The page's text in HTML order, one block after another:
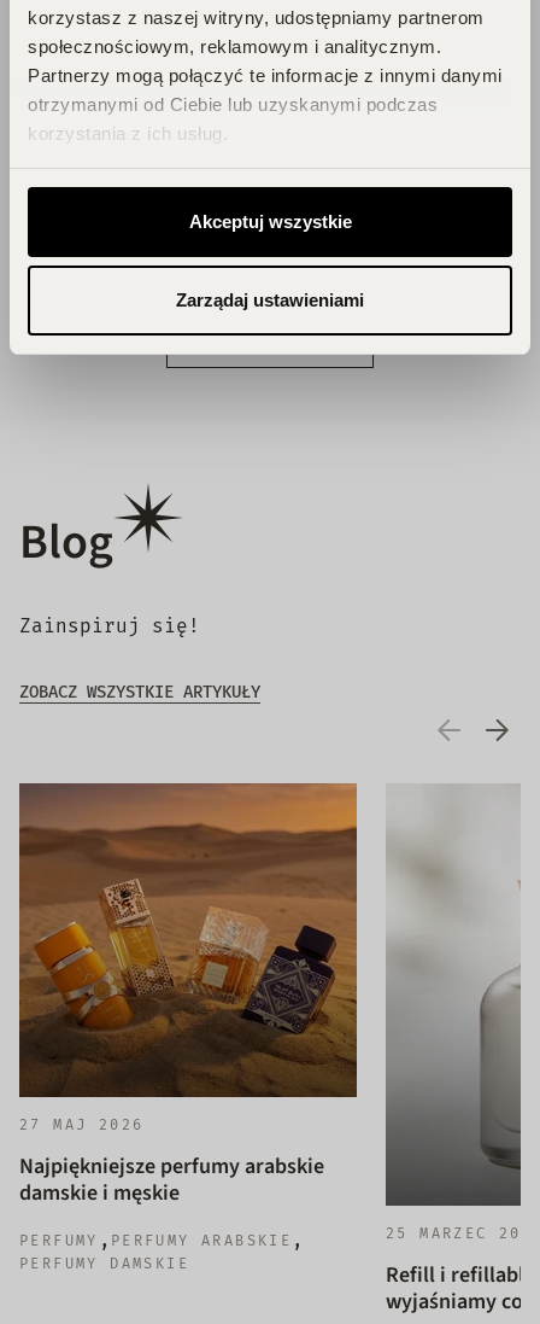
korzystasz z naszej witryny, udostępniamy partnerom
społecznościowym, reklamowym i analitycznym.
Partnerzy mogą połączyć te informacje z innymi danymi
otrzymanymi od Ciebie lub uzyskanymi podczas
korzystania z ich usług.
Akceptuj wszystkie
Zarządaj ustawieniami
PERFUCLUB!
Każde zakupy to krok w stronę Twojego
wymarzonego flakonu. Czekają na
chcesz przegapić!
Zbieraj punkty, odkrywaj emocje,
odbieraj flakony!
DOŁĄCZ DO KLUBU!
Blog
Zainspiruj się!
ZOBACZ WSZYSTKIE ARTYKUŁY
27 MAJ 2026
Najpiękniejsze perfumy arabskie
damskie i męskie
PERFUMY , PERFUMY ARABSKIE ,
PERFUMY DAMSKIE
25 MARZEC
Refill i refillable
wyjaśniamy co